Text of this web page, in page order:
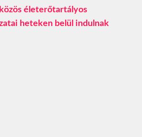
életerőtartályos
heteken belül indulnak